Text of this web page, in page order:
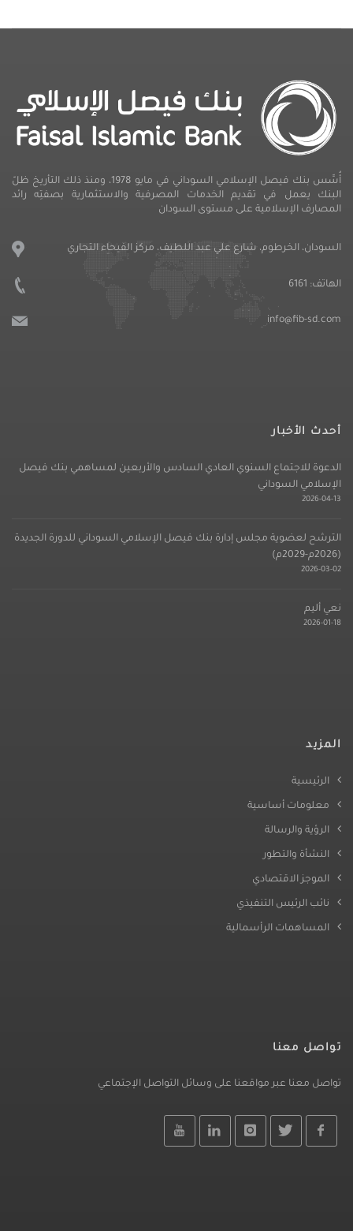
أُسِّس بنك فيصل الإسلامي السوداني في مايو 1978، ومنذ ذلك التأريخ ظلّ
البنك يعمل في تقديم الخدمات المصرفية والاستثمارية بصفتِه رائد
المصارف الإسلامية على مستوى السودان
السودان، الخرطوم، شارع علي عبد اللطيف، مركز الفيحاء التجاري
الهاتف: 6161
info@fib-sd.com
أحدث الأخبار
الدعوة للاجتماع السنوي العادي السادس والأربعين لمساهمي بنك فيصل
الإسلامي السوداني
2026-04-13
الترشح لعضوية مجلس إدارة بنك فيصل الإسلامي السوداني للدورة الجديدة
(2026م-2029م)
2026-03-02
نعي أليم
2026-01-18
المزيد
الرئيسية
معلومات أساسية
الرؤية والرسالة
النشأة والتطور
الموجز الاقتصادي
نائب الرئيس التنفيذي
المساهمات الرأسمالية
تواصل معنا
تواصل معنا عبر مواقعنا على وسائل التواصل الإجتماعي